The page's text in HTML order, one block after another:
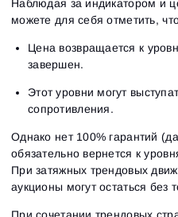
Наблюдая за индикатором и
можете для себя отметить,
Цена возвращается к
завершен.
Этот уровни могут
сопротивления.
Однако нет 100% гарантий
обязательно вернется к
При затяжных трендовых
аукционы могут остаться без